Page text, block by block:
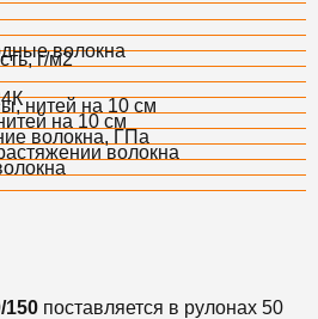
волокна
г/м2
нитей на 10 см
на 10 см
волокна, ГПа
волокна
150 поставляется в рулонах 50